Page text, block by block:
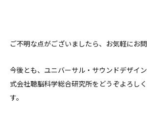
ご不明な点がございましたら、お気軽にお
今後とも、ユニバーサル・サウンドデザイ
式会社聴脳科学総合研究所をどうぞよろし
す。